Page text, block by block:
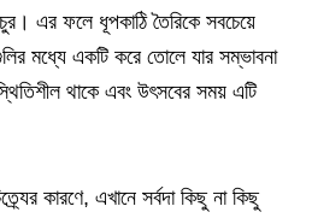
এর ফলে ধূপকাঠি তৈরিকে সবচেয়ে
মধ্যে একটি করে তোলে যার সম্ভাবনা
থাকে এবং উৎসবের সময় এটি
কারণে, এখানে সর্বদা কিছু না কিছু